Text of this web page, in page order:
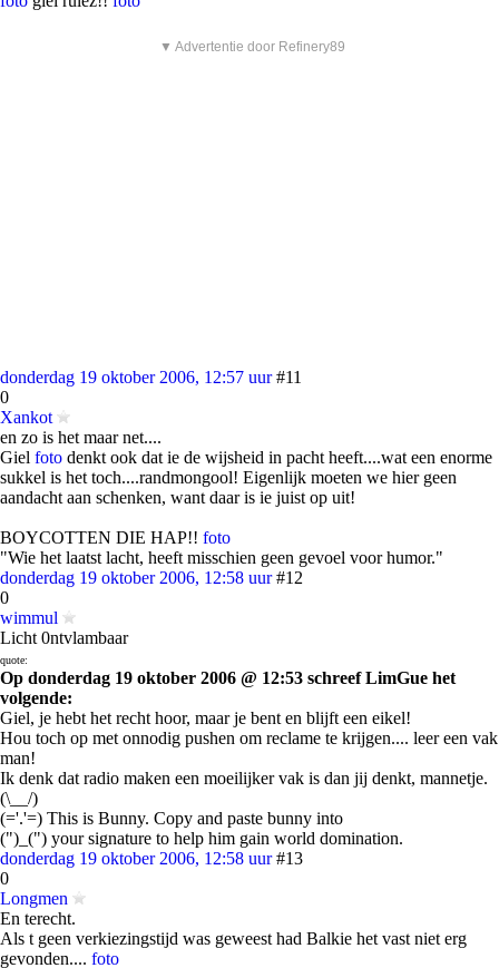
▼ Advertentie door Refinery89
donderdag 19 oktober 2006, 12:57 uur #11
0
Xankot
en zo is het maar net....
Giel foto denkt ook dat ie de wijsheid in pacht heeft....wat een enorme
sukkel is het toch....randmongool! Eigenlijk moeten we hier geen
aandacht aan schenken, want daar is ie juist op uit!
BOYCOTTEN DIE HAP!! foto
"Wie het laatst lacht, heeft misschien geen gevoel voor humor."
donderdag 19 oktober 2006, 12:58 uur #12
0
wimmul
Licht 0ntvlambaar
quote:
Op donderdag 19 oktober 2006 @ 12:53 schreef LimGue het
volgende:
Giel, je hebt het recht hoor, maar je bent en blijft een eikel!
Hou toch op met onnodig pushen om reclame te krijgen.... leer een vak
man!
Ik denk dat radio maken een moeilijker vak is dan jij denkt, mannetje.
(\__/)
(='.'=) This is Bunny. Copy and paste bunny into
(")_(") your signature to help him gain world domination.
donderdag 19 oktober 2006, 12:58 uur #13
0
Longmen
En terecht.
Als t geen verkiezingstijd was geweest had Balkie het vast niet erg
gevonden.... foto